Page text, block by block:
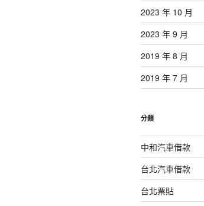
2023 年 10 月
2023 年 9 月
2019 年 8 月
2019 年 7 月
分類
中和汽車借款
台北汽車借款
台北票貼